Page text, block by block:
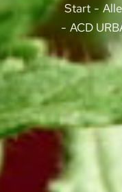
Sie befinden sich
Start
ACD